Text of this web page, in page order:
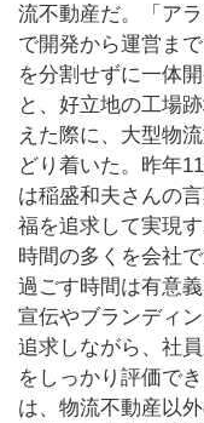
流不動産だ。「ア
で開発から運営ま
を分割せずに一体
と、好立地の工場
えた際に、大型物
どり着いた。昨年
は稲盛和夫さんの
福を追求して実現
時間の多くを会社
過ごす時間は有意
宣伝やブランディ
追求しながら、社
をしっかり評価で
は、物流不動産以